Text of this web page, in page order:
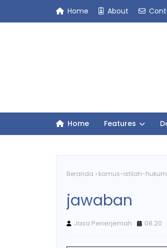
Home About
Home Features
Beranda kamus-istilah-
jawaban
Jasa Penerjemah 08.20